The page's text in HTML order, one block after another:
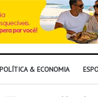
POLÍTICA & ECONOMIA